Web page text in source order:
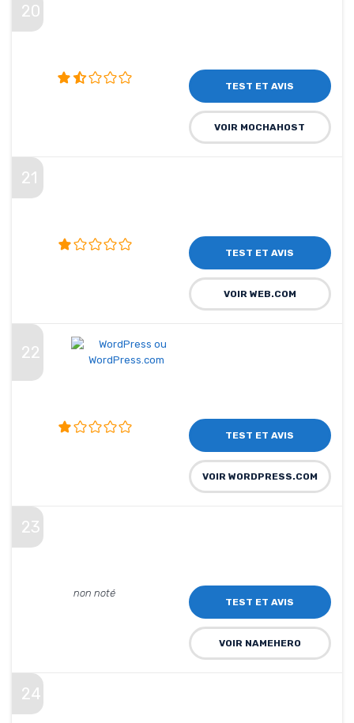
20
TEST ET AVIS
VOIR MOCHAHOST
21
TEST ET AVIS
VOIR WEB.COM
22
TEST ET AVIS
VOIR WORDPRESS.COM
23
non noté
TEST ET AVIS
VOIR NAMEHERO
24